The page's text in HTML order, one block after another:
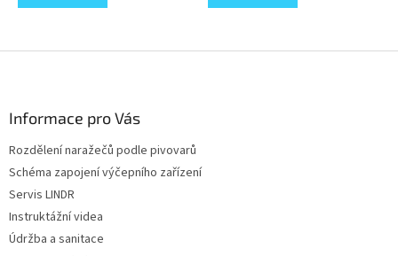
Informace pro Vás
Rozdělení naražečů podle pivovarů
Schéma zapojení výčepního zařízení
Servis LINDR
Instruktážní videa
Údržba a sanitace